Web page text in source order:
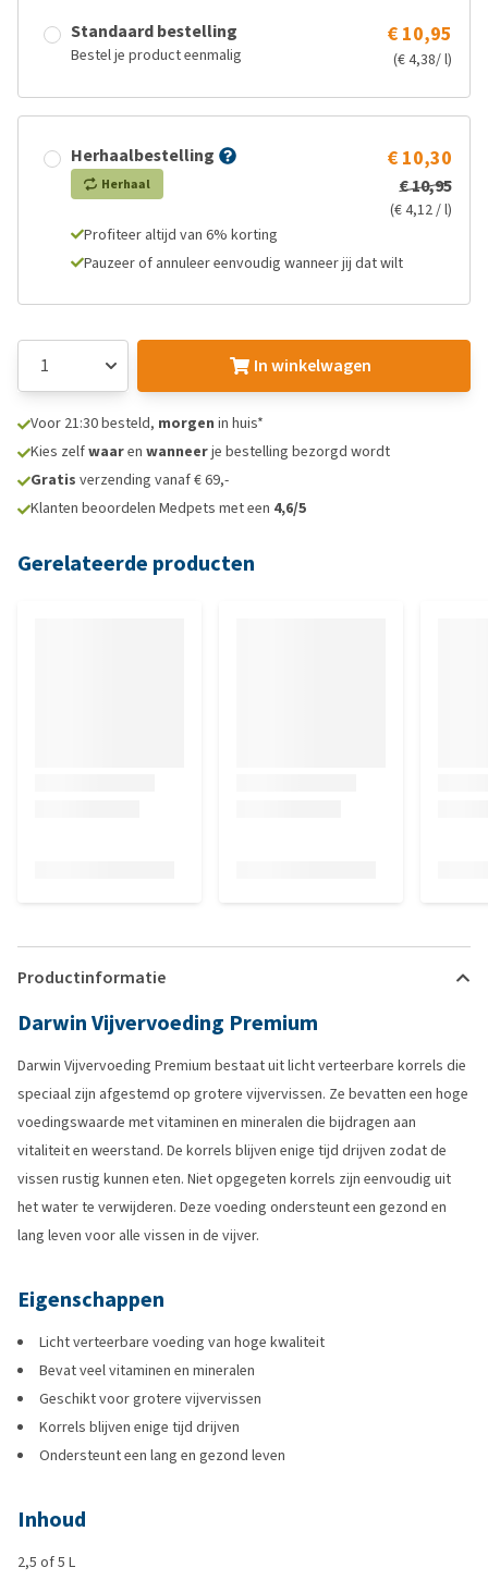
Standaard bestelling
Bestel je product eenmalig
€ 10,95
(€ 4,38/ l)
Herhaalbestelling
Herhaal
€ 10,30
€ 10,95
(€ 4,12 / l)
Profiteer altijd van 6% korting
Pauzeer of annuleer eenvoudig wanneer jij dat wilt
In winkelwagen
Voor 21:30 besteld, morgen in huis*
Kies zelfwaaren wanneerje bestelling bezorgd wordt
Gratis verzending vanaf € 69,-
Klanten beoordelen Medpets met een 4,6/5
Gerelateerde producten
Productinformatie
Darwin Vijvervoeding Premium
Darwin Vijvervoeding Premium bestaat uit licht verteerbare korrels die
speciaal zijn afgestemd op grotere vijvervissen. Ze bevatten een hoge
voedingswaarde met vitaminen en mineralen die bijdragen aan
vitaliteit en weerstand. De korrels blijven enige tijd drijven zodat de
vissen rustig kunnen eten. Niet opgegeten korrels zijn eenvoudig uit
het water te verwijderen. Deze voeding ondersteunt een gezond en
lang leven voor alle vissen in de vijver.
Eigenschappen
Licht verteerbare voeding van hoge kwaliteit
Bevat veel vitaminen en mineralen
Geschikt voor grotere vijvervissen
Korrels blijven enige tijd drijven
Ondersteunt een lang en gezond leven
Inhoud
2,5 of 5 L